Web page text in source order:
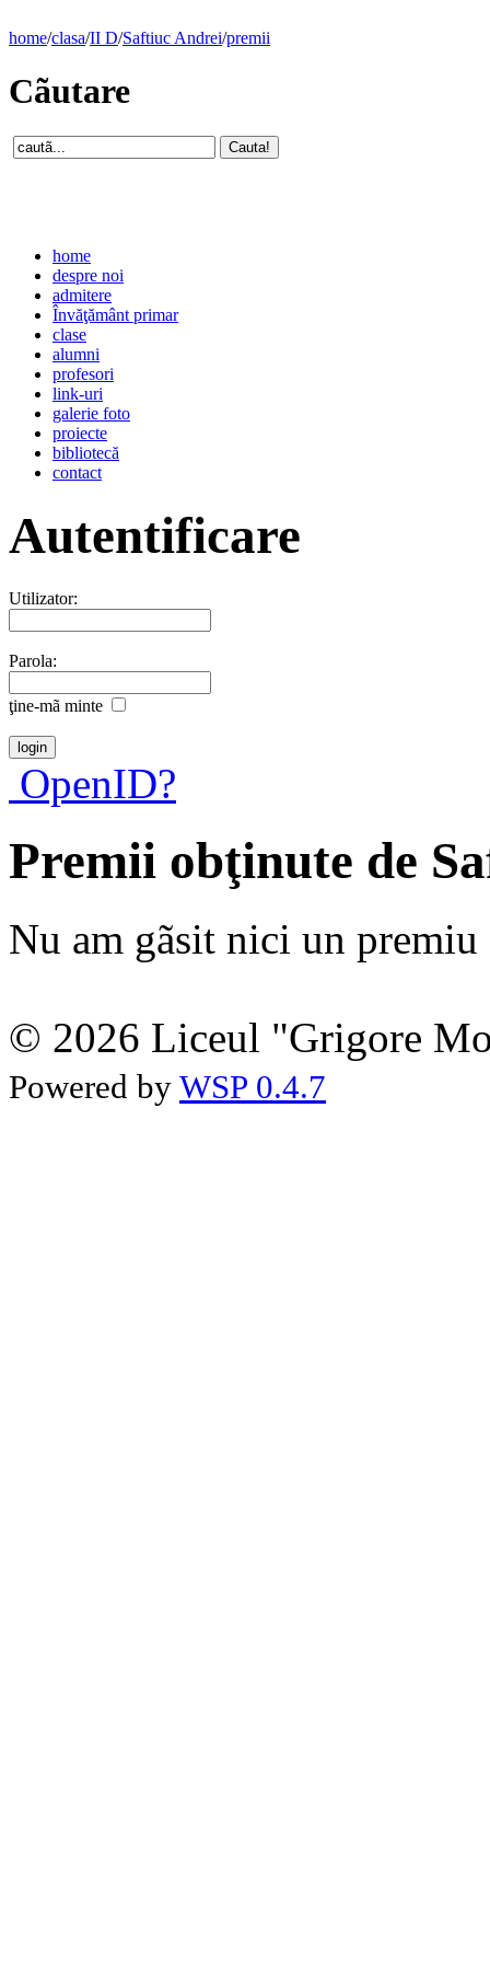
home/clasa/II D/Saftiuc Andrei/premii
Cãutare
home
despre noi
admitere
Învăţământ primar
clase
alumni
profesori
link-uri
galerie foto
proiecte
bibliotecă
contact
Autentificare
Utilizator:
Parola:
ţine-mã minte
OpenID?
Premii obţinute de
Nu am gãsit nici un premiu
© 2026 Liceul "Grigore
Powered by WSP 0.4.7